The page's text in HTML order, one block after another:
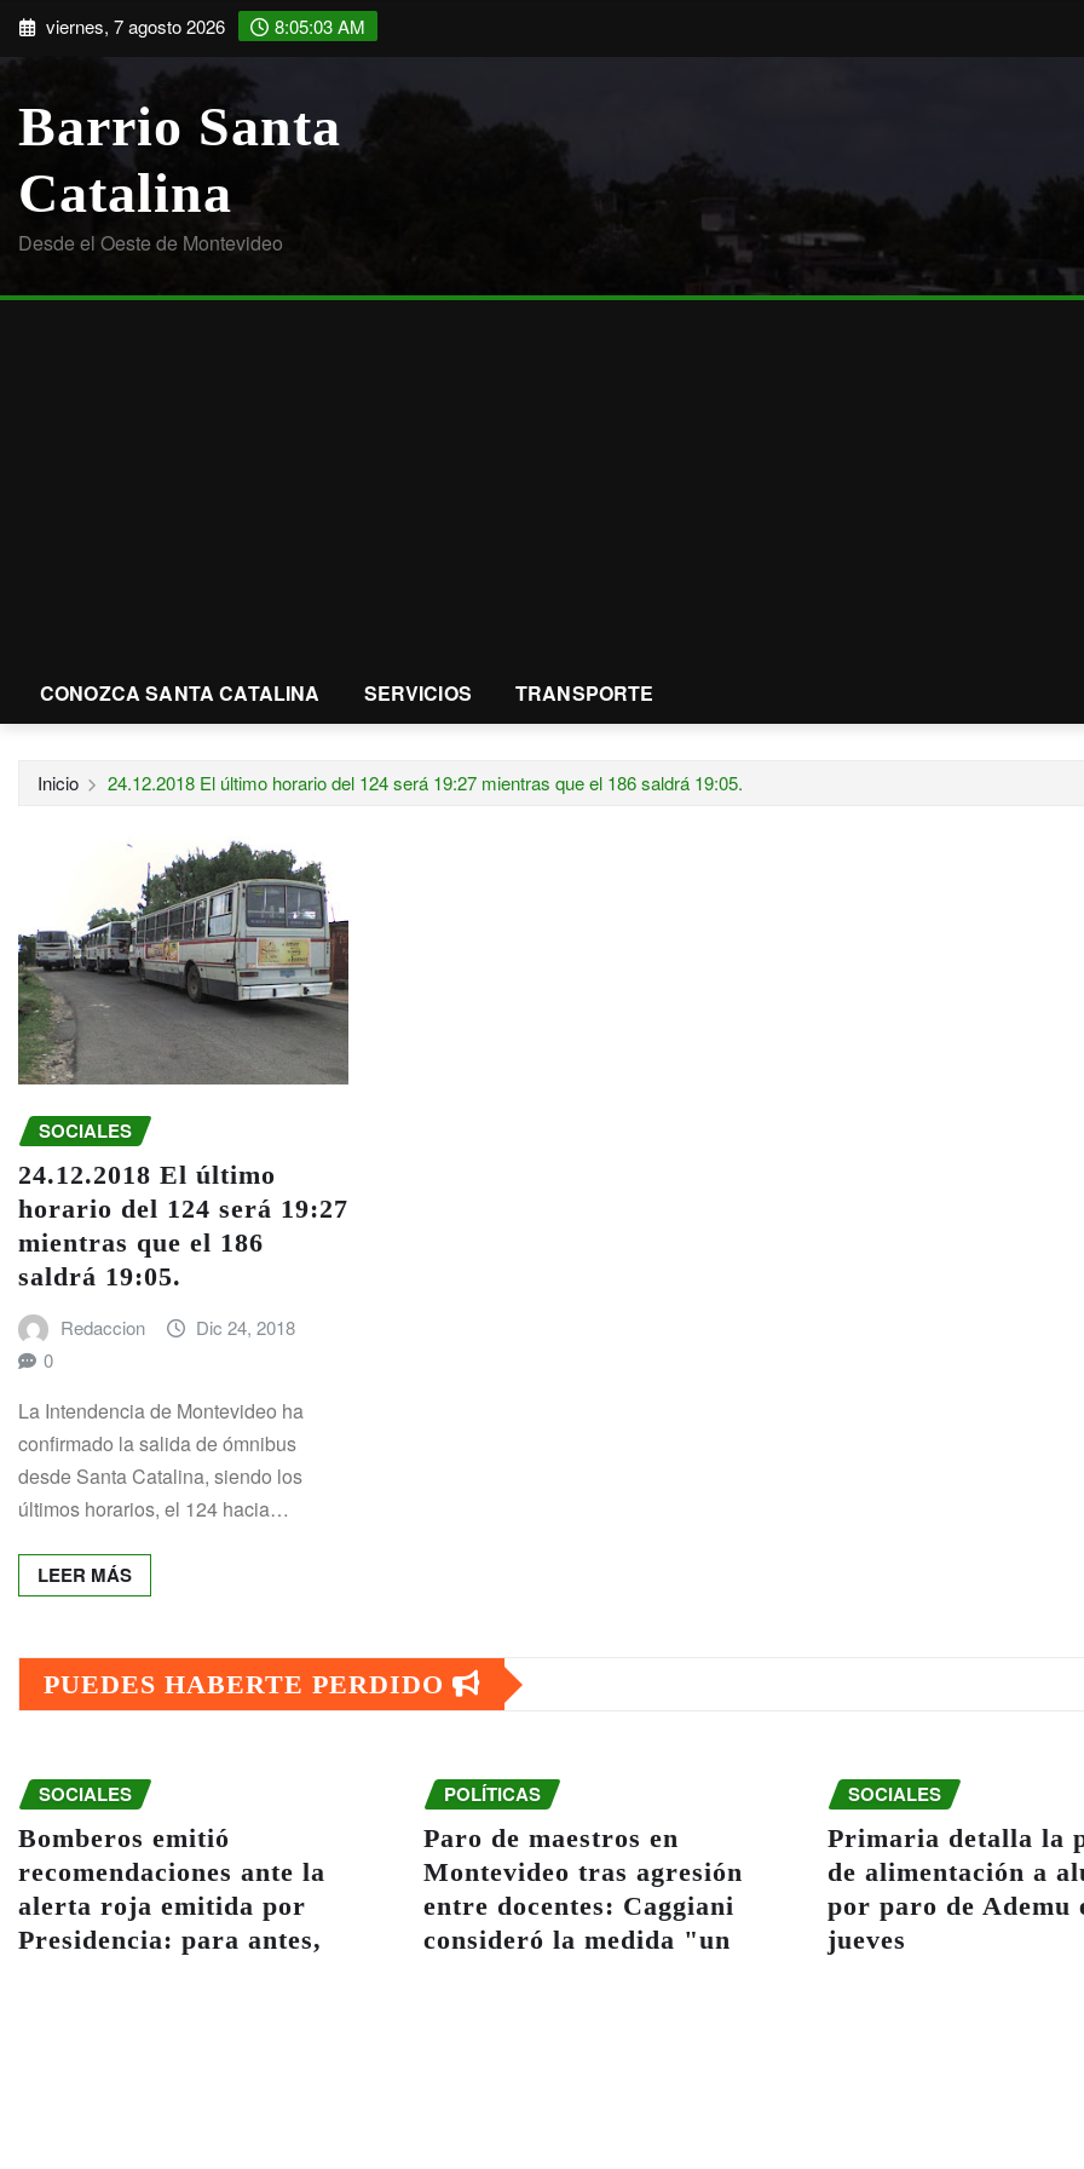
Saltar viernes, 7 agosto 2026 8:05:03 AM
Barrio Santa
Catalina
Desde el Oeste de Montevideo
CONOZCA SANTA CATALINA SERVICIOS TRANSPORTE
Inicio 24.12.2018 El último horario del 124 será 19:27 mientras que el 186 saldrá 19:05.
SOCIALES
24.12.2018 El último
horario del 124 será 19:27
mientras que el 186
saldrá 19:05.
Redaccion
Dic 24, 2018
0
La Intendencia de Montevideo ha
confirmado la salida de ómnibus
desde Santa Catalina, siendo los
últimos horarios, el 124 hacia…
LEER MÁS
PUEDES HABERTE PERDIDO
SOCIALES
Bomberos emitió
recomendaciones ante la
alerta roja emitida por
Presidencia: para antes,
POLÍTICAS
Paro de maestros en
Montevideo tras agresión
entre docentes: Caggiani
consideró la medida "un
SOCIALES
Primaria detalla la
de alimentación a
por paro de Ademu
jueves